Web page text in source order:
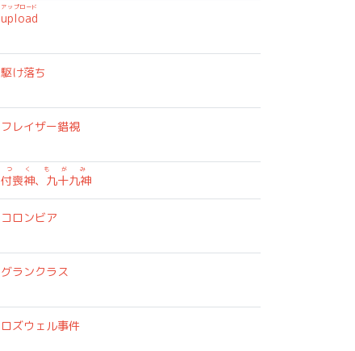
upload
アップロード
駆け落ち
フレイザー錯視
付喪神、九十九神
つくもがみ
コロンビア
グランクラス
ロズウェル事件